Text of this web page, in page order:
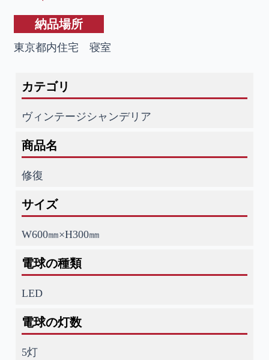
納品場所
東京都内住宅 寝室
カテゴリ
ヴィンテージシャンデリア
商品名
修復
サイズ
W600㎜×H300㎜
電球の種類
LED
電球の灯数
5灯